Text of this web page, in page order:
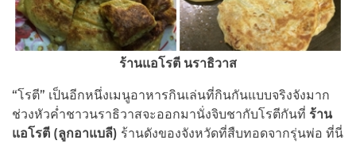
ร้านแอโรตี นราธิวาส
“โรตี” เป็นอีกหนึ่งเมนูอาหารกินเล่นที่กินกันแบบจริงจังมาก
ช่วงหัวค่ำชาวนราธิวาสจะออกมานั่งจิบชากับโรตีกันที่ ร้าน
แอโรตี (ลูกอาแบลี) ร้านดังของจังหวัดที่สืบทอดจากรุ่นพ่อ ที่นี่